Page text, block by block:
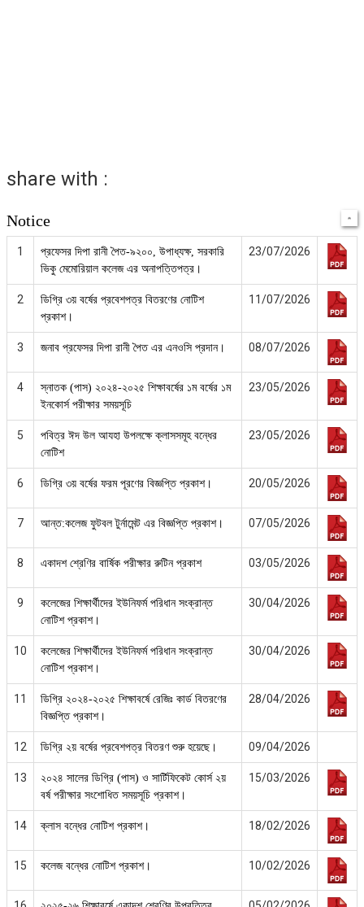
share with :
Notice
1
প্রফেসর দিপা রানী পৈত-৯২০০, উপাধ্যক্ষ, সরকারি
ভিকু মেমোরিয়াল কলেজ এর অনাপত্তিপত্র।
23/07/2026
2
ডিগ্রি ৩য় বর্ষের প্রবেশপত্র বিতরণের নোটিশ
প্রকাশ।
11/07/2026
3 জনাব প্রফেসর দিপা রানী পৈত এর এনওসি প্রদান। 08/07/2026
4
স্নাতক (পাস) ২০২৪-২০২৫ শিক্ষাবর্ষের ১ম বর্ষের ১ম
ইনকোর্স পরীক্ষার সময়সূচি
23/05/2026
5
পবিত্র ঈদ উল আযহা উপলক্ষে ক্লাসসমূহ বন্ধের
নোটিশ
23/05/2026
6 ডিগ্রি ৩য় বর্ষের ফরম পূরণের বিজ্ঞপ্তি প্রকাশ। 20/05/2026
7 আন্ত:কলেজ ফুটবল টুর্নামেন্ট এর বিজ্ঞপ্তি প্রকাশ। 07/05/2026
8 একাদশ শ্রেণির বার্ষিক পরীক্ষার রুটিন প্রকাশ 03/05/2026
9
কলেজের শিক্ষার্থীদের ইউনিফর্ম পরিধান সংক্রান্ত
নোটিশ প্রকাশ।
30/04/2026
10
কলেজের শিক্ষার্থীদের ইউনিফর্ম পরিধান সংক্রান্ত
নোটিশ প্রকাশ।
30/04/2026
11
ডিগ্রি ২০২৪-২০২৫ শিক্ষাবর্ষে রেজিঃ কার্ড বিতরণের
বিজ্ঞপ্তি প্রকাশ।
28/04/2026
12 ডিগ্রি ২য় বর্ষের প্রবেশপত্র বিতরণ শুরু হয়েছে। 09/04/2026
13
২০২৪ সালের ডিগ্রি (পাস) ও সার্টিফিকেট কোর্স ২য়
বর্ষ পরীক্ষার সংশোধিত সময়সূচি প্রকাশ।
15/03/2026
14 ক্লাস বন্ধের নোটিশ প্রকাশ। 18/02/2026
15 কলেজ বন্ধের নোটিশ প্রকাশ। 10/02/2026